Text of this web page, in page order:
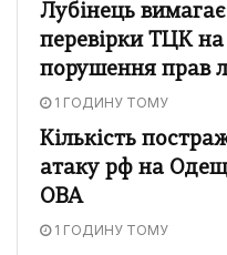
Лубінець
перевірки ТЦК на
порушення прав
1 ГОДИНУ ТОМУ
Кількість
атаку рф на
ОВА
1 ГОДИНУ ТОМУ